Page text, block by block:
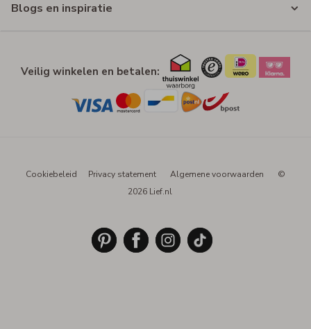
Blogs en inspiratie
Veilig winkelen en betalen:
Cookiebeleid Privacy statement Algemene voorwaarden
©
2026 Lief.nl